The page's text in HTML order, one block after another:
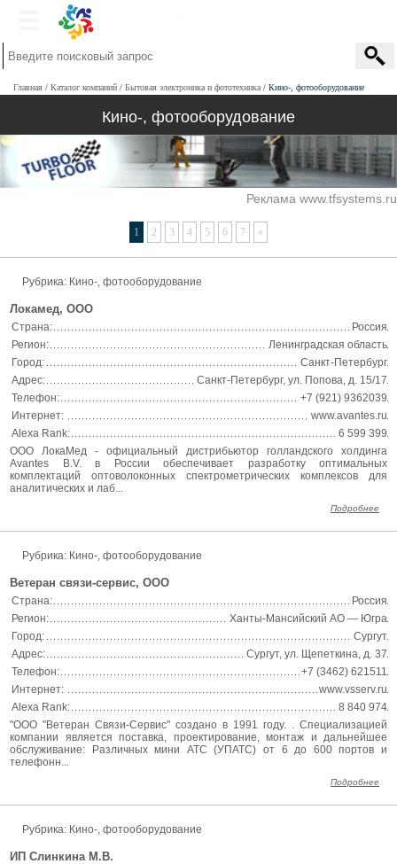
Главная Каталог компаний Бытовая электроника и фототехника Кино-, фотооборудование
Кино-, фотооборудование
Реклама www.tfsystems.ru
1 2 3 4 5 6 7 »
Рубрика: Кино-, фотооборудование
Локамед, ООО
Страна:
Россия
Регион:
Ленинградская область
Город:
Санкт-Петербург
Адрес:
Санкт-Петербург, ул. Попова, д. 15/17
Телефон:
+7 (921) 9362039
Интернет:
www.avantes.ru
Alexa Rank:
6 599 399
ООО ЛокаМед - официальный дистрибьютор голландского холдинга
Avantes B.V. в России обеспечивает разработку оптимальных
комплектаций оптоволоконных спектрометрических комплексов для
аналитических и лаб...
Подробнее
Рубрика: Кино-, фотооборудование
Ветеран связи-сервис, ООО
Страна:
Россия
Регион:
Ханты-Мансийский АО — Югра
Город:
Сургут
Адрес:
Сургут, ул. Щепеткина, д. 37
Телефон:
+7 (3462) 621511
Интернет:
www.vsserv.ru
Alexa Rank:
8 840 974
"ООО "Ветеран Связи-Сервис" создано в 1991 году. . Специализацией
компании является поставка, проектирование, монтаж и дальнейшее
обслуживание: Различных мини АТС (УПАТС) от 6 до 600 портов и
телефонн...
Подробнее
Рубрика: Кино-, фотооборудование
ИП Слинкина М.В.